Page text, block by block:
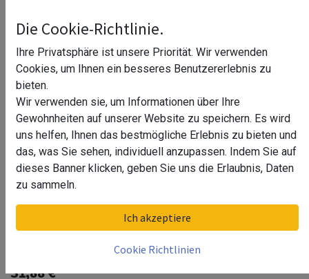
Endkappe, Easy Glass Slim, für
Treppen, MOD 8013, Aluminium^
31,88€
Die Cookie-Richtlinie.
Ihre Privatsphäre ist unsere Priorität. Wir verwenden
Cookies, um Ihnen ein besseres Benutzererlebnis zu
bieten.
Wir verwenden sie, um Informationen über Ihre
Gewohnheiten auf unserer Website zu speichern. Es wird
uns helfen, Ihnen das bestmögliche Erlebnis zu bieten und
das, was Sie sehen, individuell anzupassen. Indem Sie auf
dieses Banner klicken, geben Sie uns die Erlaubnis, Daten
zu sammeln.
Ich akzeptiere
Cookie Richtlinien